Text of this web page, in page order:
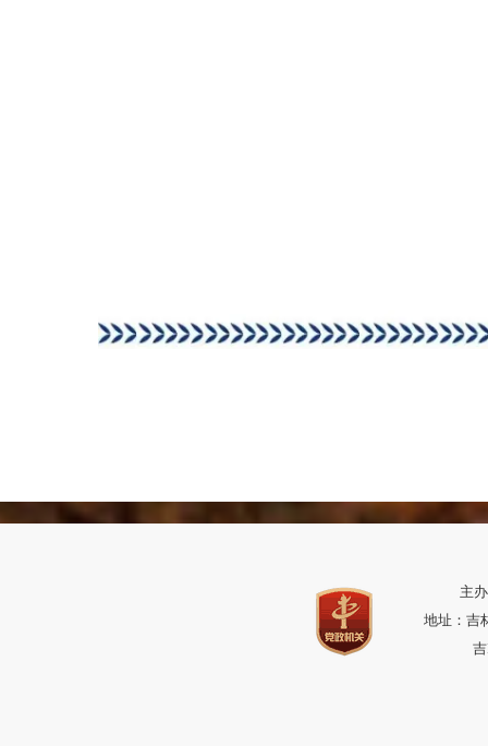
主
地址：吉